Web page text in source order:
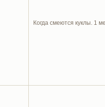
Когда смеются куклы. 1